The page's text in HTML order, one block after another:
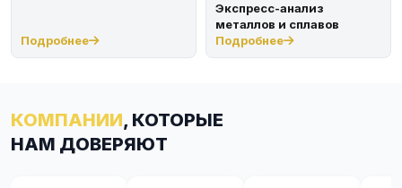
Подробнее
Экспресс-анализ
металлов и сплавов
Подробнее
КОМПАНИИ, КОТОРЫЕ
НАМ ДОВЕРЯЮТ